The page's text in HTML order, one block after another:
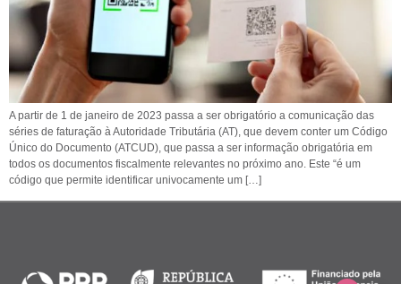
A partir de 1 de janeiro de 2023 passa a ser obrigatório a comunicação das
séries de faturação à Autoridade Tributária (AT), que devem conter um Código
Único do Documento (ATCUD), que passa a ser informação obrigatória em
todos os documentos fiscalmente relevantes no próximo ano. Este “é um
código que permite identificar univocamente um […]